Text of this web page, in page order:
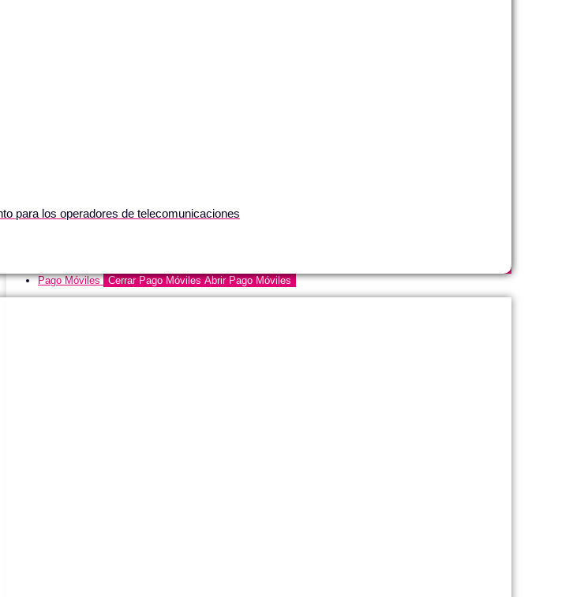
para los operadores de telecomunicaciones
Pago Móviles Cerrar Pago Móviles Abrir Pago Móviles